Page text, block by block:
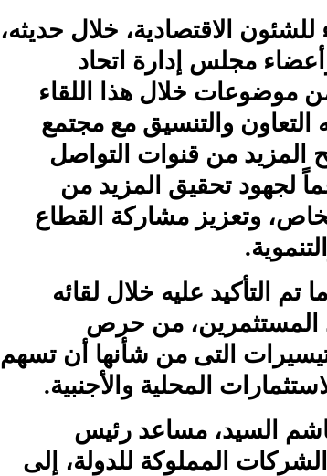
الاقتصادية، خلال حديثه،
مجلس إدارة اتحاد
موضوعات خلال هذا اللقاء
التعاون والتنسيق مع مجتمع
المزيد من قنوات التواصل
لجهود تحقيق المزيد من
وتعزيز مشاركة القطاع
التأكيد عليه خلال لقائه
المستثمرين، من حرص
التى من شأنها أن تسهم
المحلية والأجنبية.
السيد، مساعد رئيس
المملوكة للدولة، إلى